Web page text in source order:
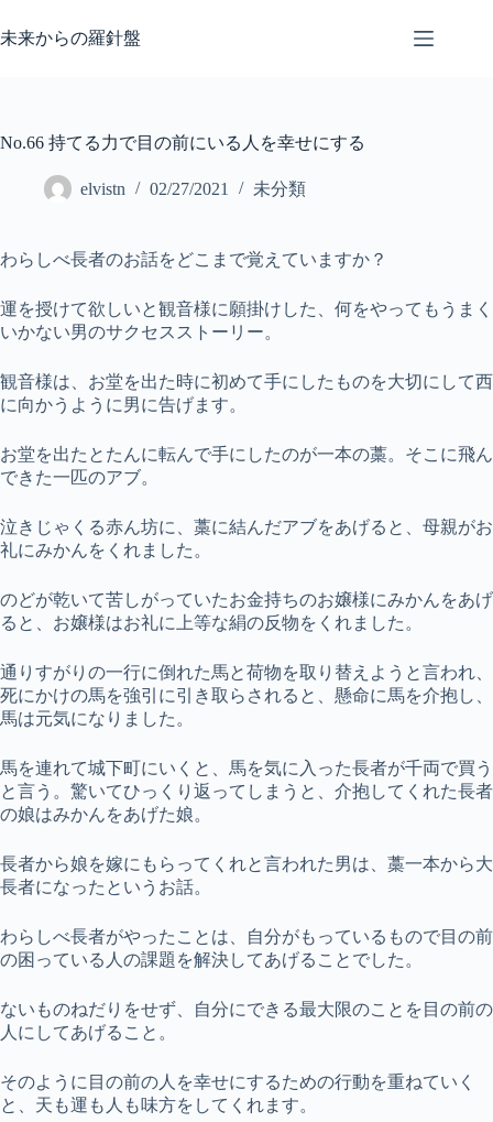
ン
ス
未来からの羅針盤
No.66 持てる力で目の前にいる人を幸せにする
elvistn 02/27/2021 未分類
わらしべ長者のお話をどこまで覚えていますか？
運を授けて欲しいと観音様に願掛けした、何をやってもうまく
いかない男のサクセスストーリー。
観音様は、お堂を出た時に初めて手にしたものを大切にして西
に向かうように男に告げます。
お堂を出たとたんに転んで手にしたのが一本の藁。そこに飛ん
できた一匹のアブ。
泣きじゃくる赤ん坊に、藁に結んだアブをあげると、母親がお
礼にみかんをくれました。
のどが乾いて苦しがっていたお金持ちのお嬢様にみかんをあげ
ると、お嬢様はお礼に上等な絹の反物をくれました。
通りすがりの一行に倒れた馬と荷物を取り替えようと言われ、
死にかけの馬を強引に引き取らされると、懸命に馬を介抱し、
馬は元気になりました。
馬を連れて城下町にいくと、馬を気に入った長者が千両で買う
と言う。驚いてひっくり返ってしまうと、介抱してくれた長者
の娘はみかんをあげた娘。
長者から娘を嫁にもらってくれと言われた男は、藁一本から大
長者になったというお話。
わらしべ長者がやったことは、自分がもっているもので目の前
の困っている人の課題を解決してあげることでした。
ないものねだりをせず、自分にできる最大限のことを目の前の
人にしてあげること。
そのように目の前の人を幸せにするための行動を重ねていく
と、天も運も人も味方をしてくれます。